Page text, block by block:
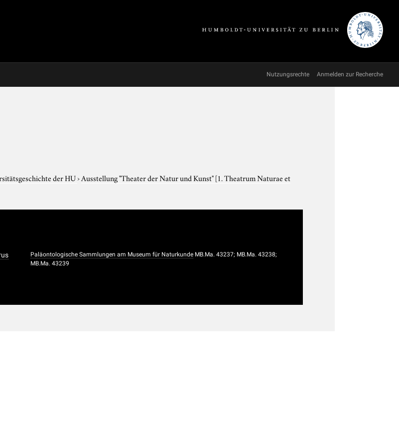
Nutzungsrechte Anmelden zur Recherche
der HU›Ausstellung "Theater der Natur und Kunst"[1. Theatrum Naturae et
Paläontologische Sammlungen am Museum für Naturkunde MB.Ma. 43237; MB.Ma. 43238;
MB.Ma. 43239